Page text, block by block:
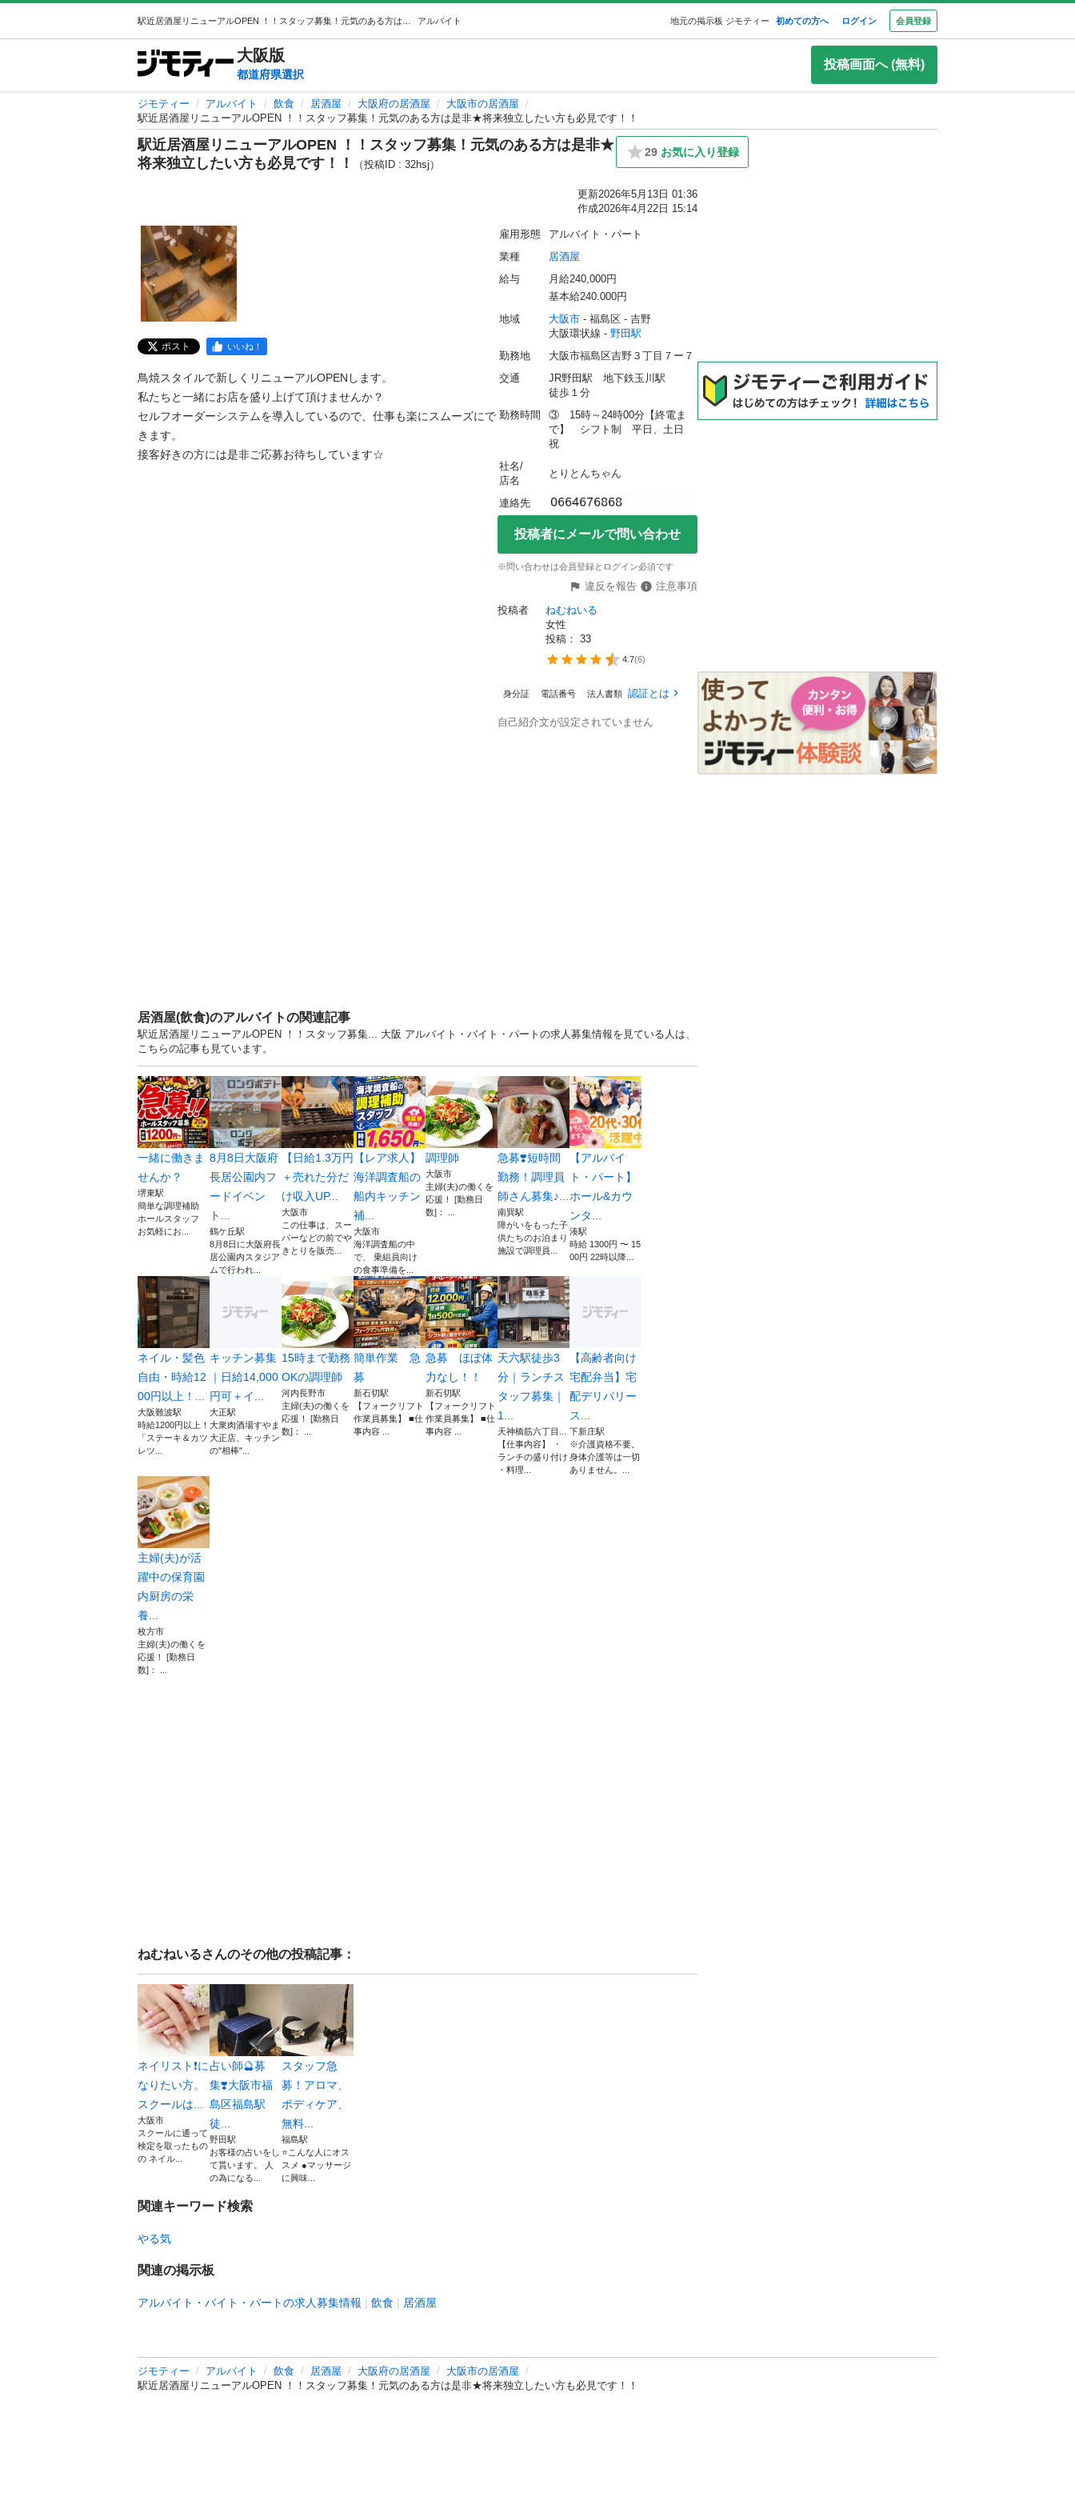
アルバイト 地元の掲示板 ジモティー 初めての方へ ログイン 会員登録
大阪版
都道府県選択
投稿画面へ (無料)
ジモティー アルバイト 飲食 居酒屋 大阪府の居酒屋
大阪市の居酒屋
駅近居酒屋リニューアルOPEN ！！スタッフ募集！元気のある方は是非★将来独立したい方も必見です！！
駅近居酒屋リニューアルOPEN ！！スタッフ募集！元気のある方は是非★
将来独立したい方も必見です！！
（投稿ID : 32hsj）
29 お気に入り登録
更新2026年5月13日 01:36
作成2026年4月22日 15:14
ポスト いいね！
鳥焼スタイルで新しくリニューアルOPENします。
私たちと一緒にお店を盛り上げて頂けませんか？
セルフオーダーシステムを導入しているので、仕事も楽にスムーズにで
きます。
雇用形態
アルバイト・パート
業種
居酒屋
給与
月給240,000円
基本給240.000円
地域
大阪市 - 福島区 - 吉野
大阪環状線 - 野田駅
勤務地
大阪市福島区吉野３丁目７ー７
交通
JR野田駅　地下鉄玉川駅
徒歩１分
勤務時間
③　15時～24時00分【終電ま
で】　シフト制　平日、土日
祝
社名/
店名
とりとんちゃん
連絡先
投稿者にメールで問い合わせ
※問い合わせは会員登録とログイン必須です
違反を報告
注意事項
投稿者
ねむねいる
女性
投稿： 33
4.7(6)
身分証 電話番号 法人書類 認証とは
自己紹介文が設定されていません
居酒屋(飲食)のアルバイトの関連記事
駅近居酒屋リニューアルOPEN ！！スタッフ募集... 大阪 アルバイト・バイト・パートの求人募集情報を見ている人は、
こちらの記事も見ています。
一緒に働きま
せんか？
堺東駅
簡単な調理補助
ホールスタッフ
お気軽にお...
8月8日大阪府
長居公園内フ
ードイベン
ト...
鶴ケ丘駅
8月8日に大阪府長
居公園内スタジア
ムで行われ...
【日給1.3万円
＋売れた分だ
け収入UP...
大阪市
この仕事は、スー
パーなどの前でや
きとりを販売...
【レア求人】
海洋調査船の
船内キッチン
補...
大阪市
海洋調査船の中
で、 乗組員向け
の食事準備を...
調理師
大阪市
主婦(夫)の働くを
応援！ [勤務日
数]： ...
急募❣️短時間
勤務！調理員
師さん募集♪...
南巽駅
障がいをもった子
供たちのお泊まり
施設で調理員...
【アルバイ
ト・パート】
ホール&カウ
ンタ...
湊駅
時給 1300円 〜 15
00円 22時以降...
ネイル・髪色
自由・時給12
00円以上！...
大阪難波駅
時給1200円以上！
「ステーキ＆カツ
レツ...
キッチン募集
｜日給14,000
円可＋イ...
大正駅
大衆肉酒場すやま
大正店、キッチン
の"相棒"...
15時まで勤務
OKの調理師
河内長野市
主婦(夫)の働くを
応援！ [勤務日
数]： ...
簡単作業 急
募
新石切駅
【フォークリフト
作業員募集】 ■仕
事内容 ...
急募 ほぼ体
力なし！！
新石切駅
【フォークリフト
作業員募集】 ■仕
事内容 ...
天六駅徒歩3
分｜ランチス
タッフ募集｜
1...
天神橋筋六丁目...
【仕事内容】 ・
ランチの盛り付け
・料理...
【高齢者向け
宅配弁当】宅
配デリバリー
ス...
下新庄駅
※介護資格不要。
身体介護等は一切
ありません。...
主婦(夫)が活
躍中の保育園
内厨房の栄
養...
枚方市
主婦(夫)の働くを
応援！ [勤務日
数]： ...
ねむねいるさんのその他の投稿記事：
ネイリスト❗️に
なりたい方。
スクールは...
大阪市
スクールに通って
検定を取ったもの
の ネイル...
占い師🔮募
集❣️大阪市福
島区福島駅
徒...
野田駅
お客様の占いをし
て貰います。 人
の為になる...
スタッフ急
募！アロマ、
ボディケア、
無料...
福島駅
⭐️こんな人にオス
スメ ●マッサージ
に興味...
関連キーワード検索
やる気
関連の掲示板
アルバイト・バイト・パートの求人募集情報 飲食 居酒屋
ジモティー アルバイト 飲食 居酒屋 大阪府の居酒屋
大阪市の居酒屋
駅近居酒屋リニューアルOPEN ！！スタッフ募集！元気のある方は是非★将来独立したい方も必見です！！